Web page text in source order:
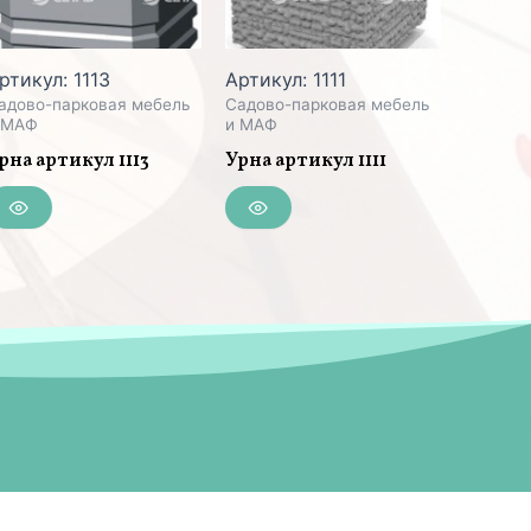
1113
парковая мебель
артикул 1113
Артикул: 1111
Садово-парковая мебель
и МАФ
Урна артикул 1111